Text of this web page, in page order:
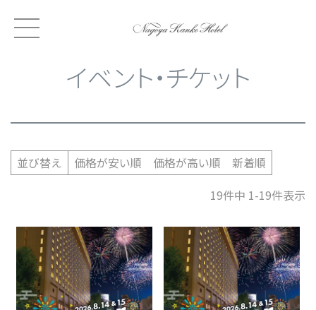
イベント・チケット
並び替え 価格が安い順 価格が高い順
新着順
19件中 1-19件表示